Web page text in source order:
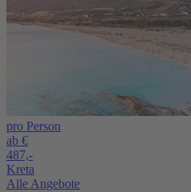
pro Person
ab €
487,-
Kreta
Alle Angebote